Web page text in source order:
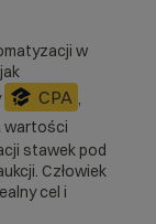
w
CPA ,
wartości
stawek pod
Człowiek
cel i